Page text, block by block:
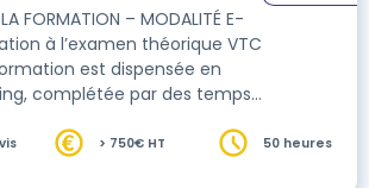
LA FORMATION – MODALITÉ E-
à l’examen théorique VTC
complétée par des temps
de 50 heures. Les durées
> 750€ HT 50 heures